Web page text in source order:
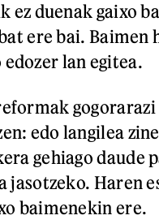
duenak gaixo
ere bai. Baimen
lan egitea.
gogorarazi
edo langilea
gehiago daude
Haren
baimenekin ere.